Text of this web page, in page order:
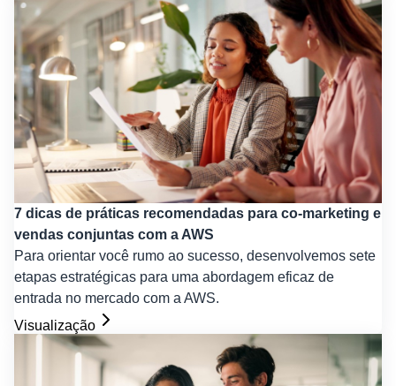
7 dicas de práticas recomendadas para co-marketing e
vendas conjuntas com a AWS
Para orientar você rumo ao sucesso, desenvolvemos sete
etapas estratégicas para uma abordagem eficaz de
entrada no mercado com a AWS.
Visualização